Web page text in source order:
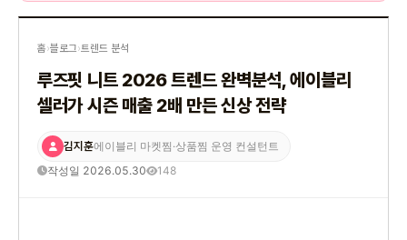
홈›블로그›트렌드 분석
루즈핏 니트 2026 트렌드 완벽분석, 에이블리
셀러가 시즌 매출 2배 만든 신상 전략
김지훈에이블리 마켓찜·상품찜 운영 컨설턴트
작성일 2026.05.30 148